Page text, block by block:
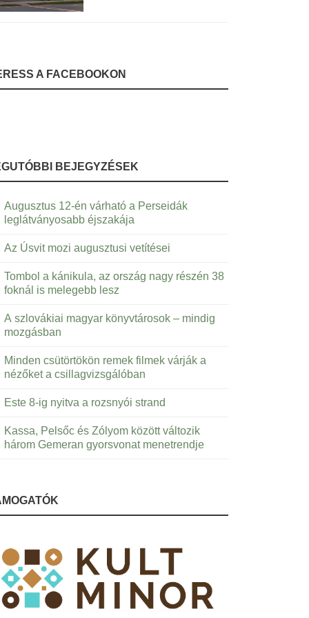
A FACEBOOKON
BEJEGYZÉSEK
Augusztus 12-én várható a Perseidák
leglátványosabb éjszakája
Az Úsvit mozi augusztusi vetítései
Tombol a kánikula, az ország nagy részén 38
foknál is melegebb lesz
A szlovákiai magyar könyvtárosok – mindig
mozgásban
Minden csütörtökön remek filmek várják a
nézőket a csillagvizsgálóban
Este 8-ig nyitva a rozsnyói strand
Kassa, Pelsőc és Zólyom között változik
három Gemeran gyorsvonat menetrendje